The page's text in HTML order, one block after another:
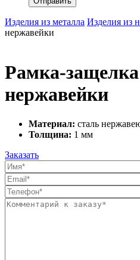
Изделия из металла Изделия из
нержавейки
Рамка-защелка
нержавейки
Материал: сталь
Толщина: 1 мм
Заказать